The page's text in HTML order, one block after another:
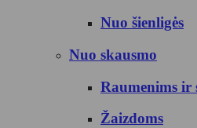
Nuo šienligės
Nuo skausmo
Raumenims ir
Žaizdoms